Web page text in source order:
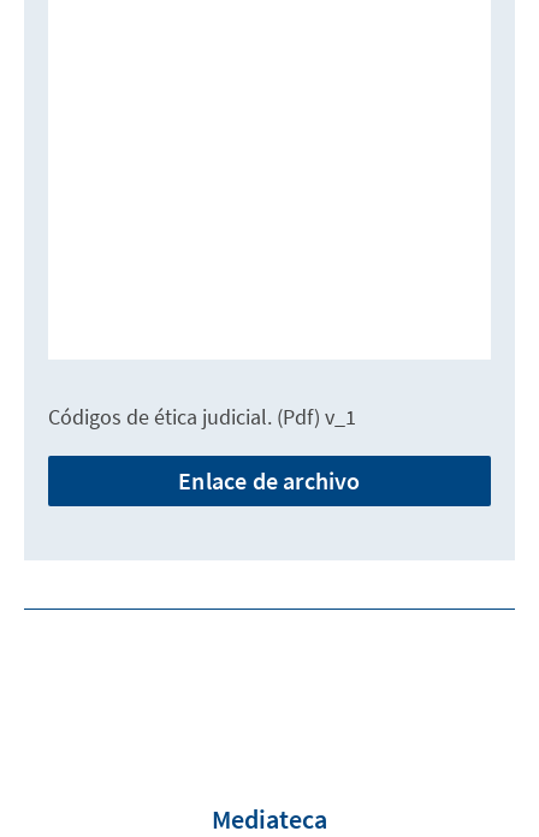
Códigos de ética judicial. (Pdf) v_1
Enlace de archivo
Mediateca